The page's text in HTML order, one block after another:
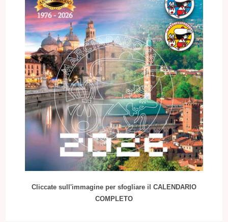
Cliccate sull'immagine per sfogliare il CALENDARIO
COMPLETO